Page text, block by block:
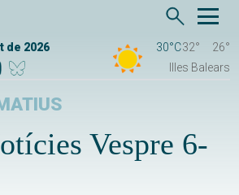
de 2026 30°C32°
26°
Illes Balears
Vespre 6-